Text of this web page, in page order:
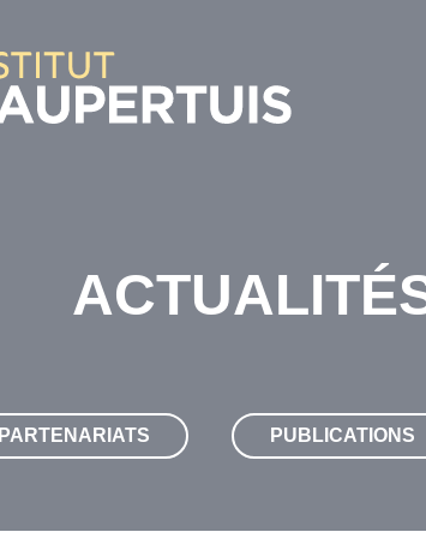
PARTENARIATS PUBLICATIONS